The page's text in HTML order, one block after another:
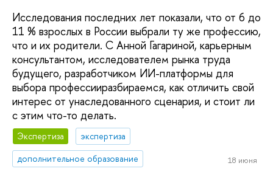
Исследования последних лет показали, что от 6 до
11 % взрослых в России выбрали ту же профессию,
что и их родители. С Анной Гагариной, карьерным
консультантом, исследователем рынка труда
будущего, разработчиком ИИ-платформы для
выбора профессии​разбираемся, как отличить свой
интерес от унаследованного сценария, и стоит ли
с этим что-то делать.
Экспертиза
экспертиза
дополнительное образование
18 июня